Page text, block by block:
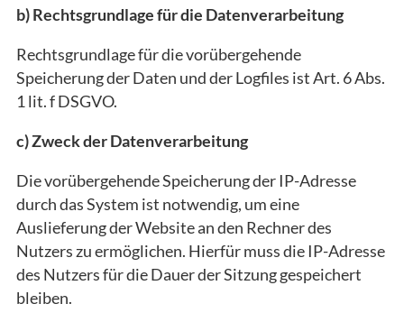
b) Rechtsgrundlage für die Datenverarbeitung
Rechtsgrundlage für die vorübergehende
Speicherung der Daten und der Logfiles ist Art. 6 Abs.
1 lit. f DSGVO.
c) Zweck der Datenverarbeitung
Die vorübergehende Speicherung der IP-Adresse
durch das System ist notwendig, um eine
Auslieferung der Website an den Rechner des
Nutzers zu ermöglichen. Hierfür muss die IP-Adresse
des Nutzers für die Dauer der Sitzung gespeichert
bleiben.